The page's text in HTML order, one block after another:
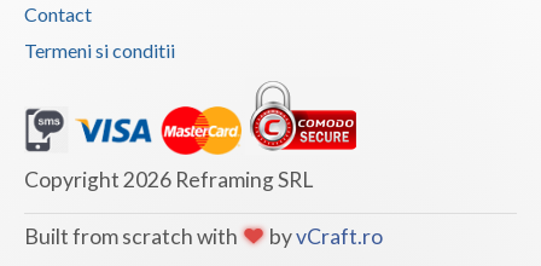
Examinari psihologice in vederea obtinerii cert... (2)
Examinari psihologice in vederea prelungirii co... (2)
Interventie psihologica in tulburarile de invatare (1)
Interventie psihoterapeutica in kleptomanie (1)
Interventie psihoterapeutica in piromanie (1)
Contact
Termeni si conditii
Copyright 2026 Reframing SRL
Built from scratch with byvCraft.ro